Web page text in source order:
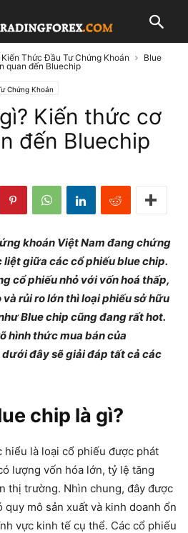
Kiến Thức Đầu Tư Chứng Khoán
Blue
quan đến Bluechip
Chứng Khoán
Kiến thức cơ
đến Bluechip
khoán Việt Nam đang chứng
giữa các cổ phiếu blue chip.
cổ phiếu nhỏ với vốn hoá thấp,
rủi ro lớn thì loại phiếu sở hữu
Blue chip cũng đang rất hot.
hình thức mua bán của
đây sẽ giải đáp tất cả các
chip là gì?
hiểu là loại cổ phiếu được phát
lượng vốn hóa lớn, tỷ lệ tăng
thị trường. Nhìn chung, đây được
mô sản xuất và kinh doanh ổn
vực kinh tế cụ thể. Các cổ phiếu